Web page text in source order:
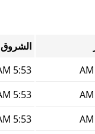
الشروق
5:53 AM
5:53 AM
5:53 AM